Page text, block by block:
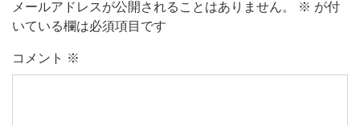
メールアドレスが公開されることはありません。 ※ が付
いている欄は必須項目です
コメント ※